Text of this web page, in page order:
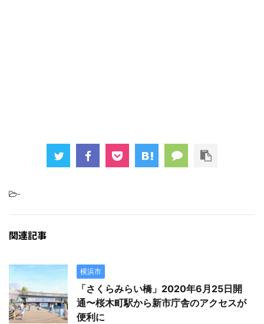
-
関連記事
横浜市
「さくらみらい橋」2020年6月25日開
通〜桜木町駅から新市庁舎のアクセスが
便利に